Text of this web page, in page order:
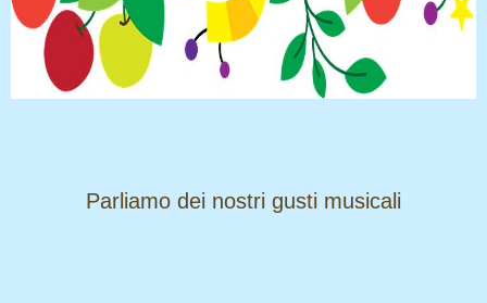
​​​​​​​Parliamo dei nostri gusti musicali